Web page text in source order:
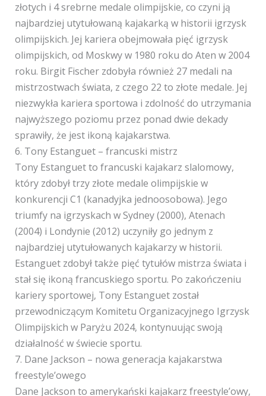
złotych i 4 srebrne medale olimpijskie, co czyni ją
najbardziej utytułowaną kajakarką w historii igrzysk
olimpijskich. Jej kariera obejmowała pięć igrzysk
olimpijskich, od Moskwy w 1980 roku do Aten w 2004
roku. Birgit Fischer zdobyła również 27 medali na
mistrzostwach świata, z czego 22 to złote medale. Jej
niezwykła kariera sportowa i zdolność do utrzymania
najwyższego poziomu przez ponad dwie dekady
sprawiły, że jest ikoną kajakarstwa.
6. Tony Estanguet – francuski mistrz
Tony Estanguet to francuski kajakarz slalomowy,
który zdobył trzy złote medale olimpijskie w
konkurencji C1 (kanadyjka jednoosobowa). Jego
triumfy na igrzyskach w Sydney (2000), Atenach
(2004) i Londynie (2012) uczyniły go jednym z
najbardziej utytułowanych kajakarzy w historii.
Estanguet zdobył także pięć tytułów mistrza świata i
stał się ikoną francuskiego sportu. Po zakończeniu
kariery sportowej, Tony Estanguet został
przewodniczącym Komitetu Organizacyjnego Igrzysk
Olimpijskich w Paryżu 2024, kontynuując swoją
działalność w świecie sportu.
7. Dane Jackson – nowa generacja kajakarstwa
freestyle’owego
Dane Jackson to amerykański kajakarz freestyle’owy,